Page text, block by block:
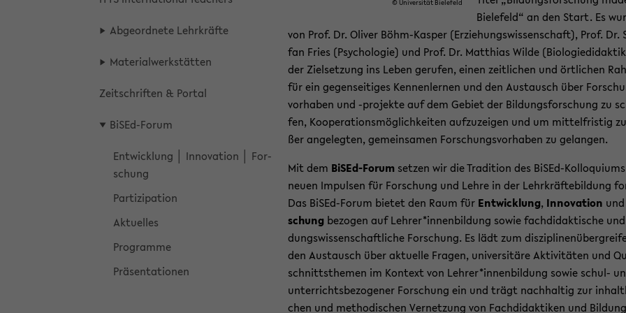
Ab­ge­ord­ne­te Lehr­kräf­te
Ma­te­ri­al­werk­stät­ten
Zeit­schrif­ten & Por­tal
BiSEd-​Forum
Ent­wick­lung │ In­no­va­ti­on │ For­
schung
Par­ti­zi­pa­ti­on
Ak­tu­el­les
Pro­gram­me
Prä­sen­ta­tio­nen
© Uni­ver­si­tät Bie­le­feld
Bie­le­feld“ an den Start. Es
von Prof. Dr. Oli­ver Böhm-​Kasper (Er­zie­hungs­wis­sen­schaft), Prof. Dr.
fan Fries (Psy­cho­lo­gie) und Prof. Dr. Mat­thi­as Wilde
der Ziel­set­zung ins Leben ge­ru­fen, einen zeit­li­chen und ört­li­chen
für ein ge­gen­sei­ti­ges Ken­nen­ler­nen und den Aus­tausch über
vor­ha­ben und -​projekte auf dem Ge­biet der Bil­dungs­for­schung zu
fen, Ko­ope­ra­ti­ons­mög­lich­kei­ten auf­zu­zei­gen und um mit­tel­fris­tig
ßer an­ge­leg­ten, ge­mein­sa­men For­schungs­vor­ha­ben zu ge­lan­gen.
Mit dem BiSEd-​Forum set­zen wir die Tra­di­ti­on des BiSEd-​
neuen Im­pul­sen für For­schung und Lehre in der Lehr­kräf­te­bil­dung
Das BiSEd-​Forum bie­tet den Raum für Ent­wick­lung, In­no­va­ti­on und
schung be­zo­gen auf Leh­rer*in­nen­bil­dung sowie fach­di­dak­ti­sche
dungs­wis­sen­schaft­li­che For­schung. Es lädt zum
den Aus­tausch über ak­tu­el­le Fra­gen, uni­ver­si­tä­re Ak­ti­vi­tä­ten und
schnitts­the­men im Kon­text von Leh­rer*in­nen­bil­dung sowie schul-​
un­ter­richts­be­zo­ge­ner For­schung ein und trägt nach­hal­tig zur
chen und me­tho­di­schen Ver­net­zung von Fach­di­dak­ti­ken und